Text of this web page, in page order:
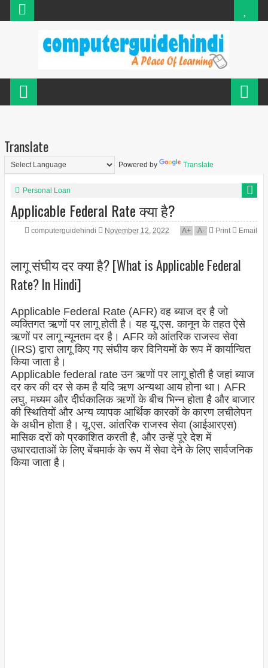
Translate
Powered by Translate
Personal Loan
Applicable Federal Rate क्या है?
computerguidehindi November 12, 2022 A+ A- Print Email
लागू संघीय दर क्या है? [What is Applicable Federal
Rate? In Hindi]
Applicable Federal Rate (AFR) वह ब्याज दर है जो
व्यक्तिगत ऋणों पर लागू होती है। यह यू.एस. कानून के तहत ऐसे
ऋणों पर लागू न्यूनतम दर है। AFR को आंतरिक राजस्व सेवा
(IRS) द्वारा लागू किए गए संघीय कर विनियमों के रूप में कार्यान्वित
किया जाता है।
Applicable federal rate उन ऋणों पर लागू होती है जहां ब्याज
दर कर की दर से कम है यदि ऋण अन्यथा आय होना था। AFR
लघु, मध्यम और दीर्घकालिक ऋणों के बीच भिन्न होता है और बाजार
की स्थितियों और अन्य व्यापक आर्थिक कारकों के कारण लचीलेपन
के अधीन होता है। यू.एस. आंतरिक राजस्व सेवा (आईआरएस)
मासिक दरों को प्रकाशित करती है, और उन्हें पूरे देश में
उधारदाताओं के लिए बेंचमार्क के रूप में सेवा देने के लिए सार्वजनिक
किया जाता है।